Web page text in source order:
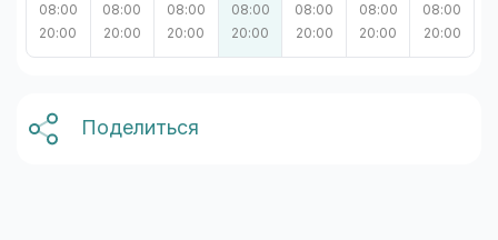
08:00
20:00
08:00
20:00
08:00
20:00
08:00
20:00
08:00
20:00
08:00
20:00
08:00
20:00
Поделиться